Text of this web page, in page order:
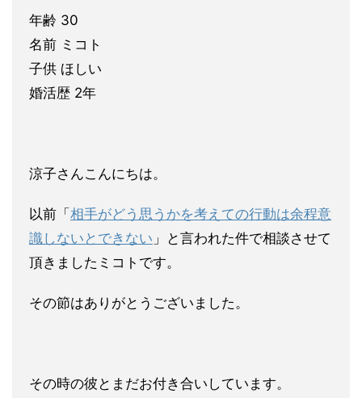
年齢 30
名前 ミコト
子供 ほしい
婚活歴 2年
涼子さんこんにちは。
以前「 相手がどう思うかを考えての行動は余程意
識しないとできない 」と言われた件で相談させて
頂きましたミコトです。
その節はあ りがとうございました。
その時の彼とまだお付き合いしています。